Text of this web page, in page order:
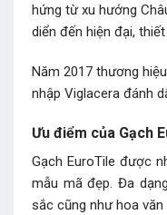
hứng từ xu hướng
diển đến hiện đại,
Năm 2017 thương
nhập Viglacera đánh
Ưu điểm của Gạch
Gạch EuroTile được
mẫu mã đẹp. Đa
sắc cũng như hoa